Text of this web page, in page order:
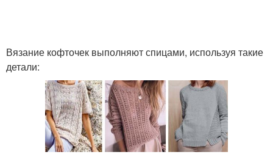
Вязание кофточек выполняют спицами, используя такие
детали: